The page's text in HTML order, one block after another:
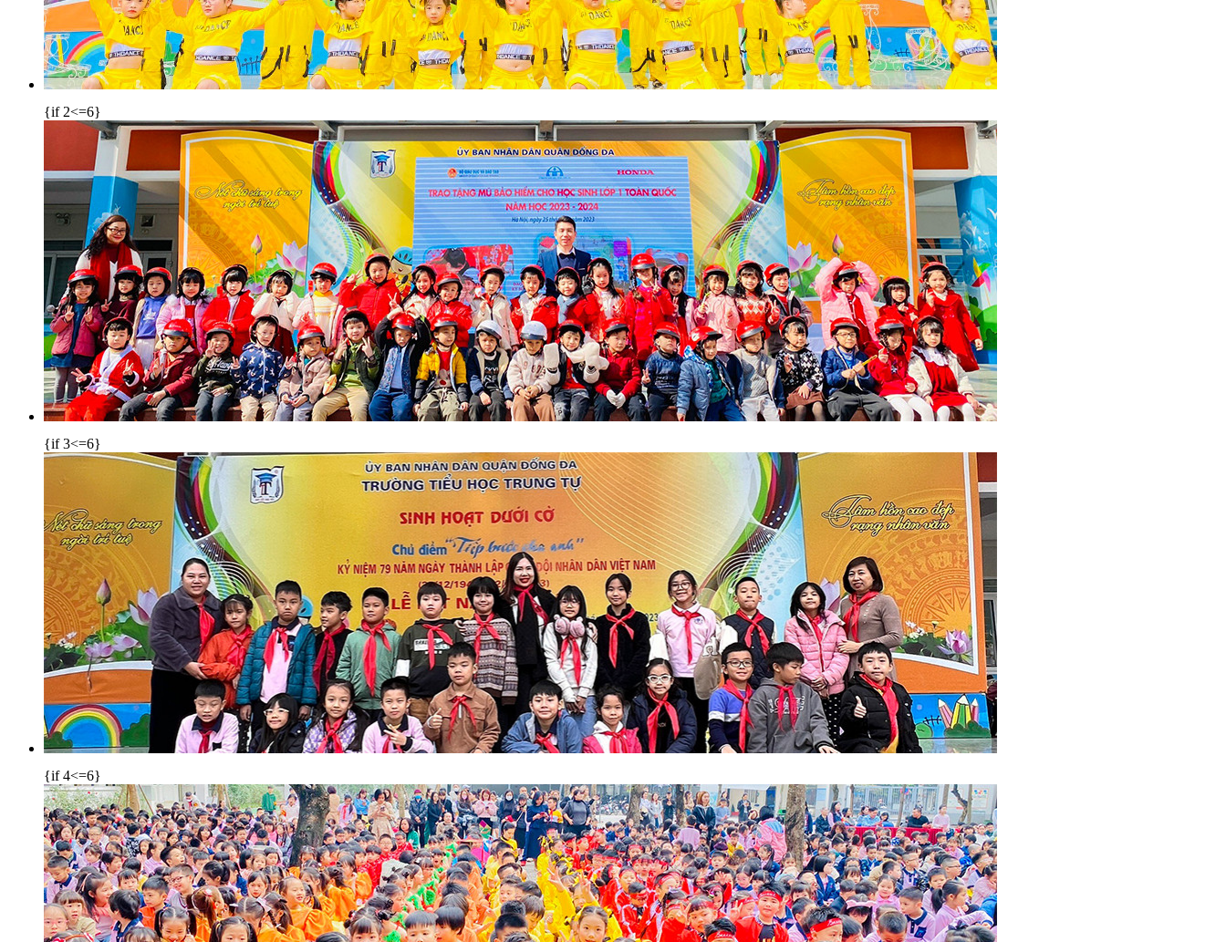
{if 2<=6}
{if 3<=6}
{if 4<=6}